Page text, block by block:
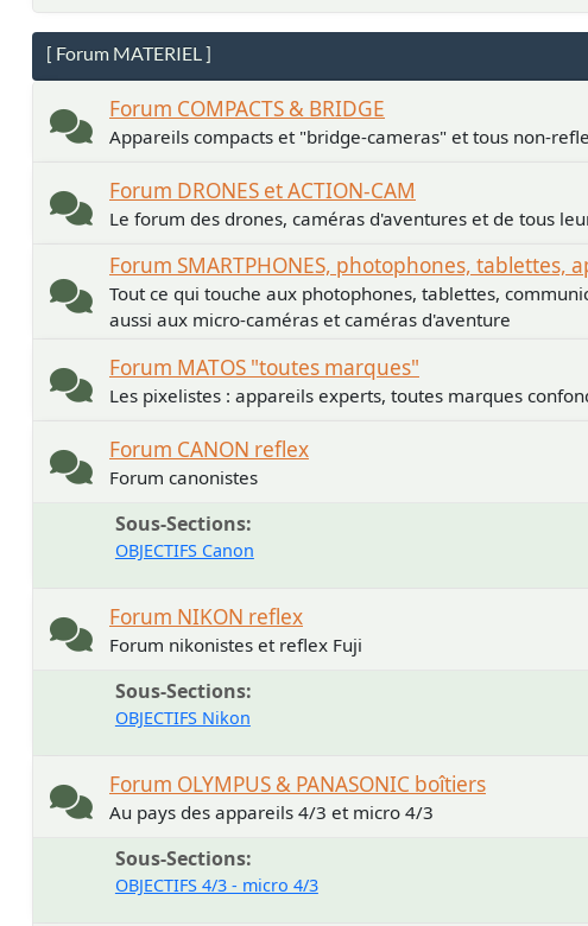
[ Forum MATERIEL ]
Forum COMPACTS & BRIDGE
Appareils compacts et "bridge-cameras" et tous non-
Forum DRONES et ACTION-CAM
Le forum des drones, caméras d'aventures et de tous
Forum SMARTPHONES, photophones, tablettes,
Tout ce qui touche aux photophones, tablettes,
aussi aux micro-caméras et caméras d'aventure
Forum MATOS "toutes marques"
Les pixelistes : appareils experts, toutes marques
Forum CANON reflex
Forum canonistes
Sous-Sections
OBJECTIFS Canon
Forum NIKON reflex
Forum nikonistes et reflex Fuji
Sous-Sections
OBJECTIFS Nikon
Forum OLYMPUS & PANASONIC boîtiers
Au pays des appareils 4/3 et micro 4/3
Sous-Sections
OBJECTIFS 4/3 - micro 4/3